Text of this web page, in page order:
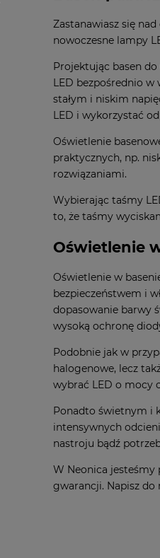
Zastanawiasz się
nowoczesne lampy
Projektując basen
LED bezpośrednio w
stałym i niskim
LED i wykorzystać
Oświetlenie
praktycznych, np.
rozwiązaniami.
Wybierając taśmy
to, że taśmy
Oświetlenie
Oświetlenie w
bezpieczeństwem i
dopasowanie barwy
wysoką ochronę
Podobnie jak w
halogenowe, lecz
wybrać LED o mocy
Ponadto świetnym i
intensywnych
nastroju bądź
W Neonica jesteśmy
gwarancji. Napisz do